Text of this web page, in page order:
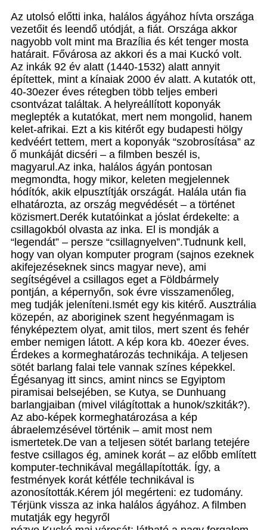
Az utolsó előtti inka, halálos ágyához hívta országa
vezetőit és leendő utódját, a fiát. Országa akkor
nagyobb volt mint ma Brazília és két tenger mosta
határait. Fővárosa az akkori és a mai Kuckó volt.
Az inkák 92 év alatt (1440-1532) alatt annyit
építettek, mint a kínaiak 2000 év alatt. A kutatók ott,
40-30ezer éves rétegben több teljes emberi
csontvázat találtak. A helyreállított koponyák
meglepték a kutatókat, mert nem mongolid, hanem
kelet-afrikai. Ezt a kis kitérőt egy budapesti hölgy
kedvéért tettem, mert a koponyák “szobrosítása” az
ő munkáját dicséri – a filmben beszél is,
magyarul.Az inka, halálos ágyán pontosan
megmondta, hogy mikor, keleten megjelennek
hódítók, akik elpusztítják országát. Halála után fia
elhatározta, az ország megvédését – a történet
közismert.Derék kutatóinkat a jóslat érdekelte: a
csillagokból olvasta az inka. El is mondják a
“legendát” – persze “csillagnyelven”.Tudnunk kell,
hogy van olyan komputer program (sajnos ezeknek
akifejezéseknek sincs magyar neve), ami
segítségével a csillagos eget a Földbármely
pontján, a képernyőn, sok évre visszamenőleg,
meg tudják jeleníteni.Ismét egy kis kitérő. Ausztrália
közepén, az aboriginek szent hegyénmagam is
fényképeztem olyat, amit tilos, mert szent és fehér
ember nemigen látott. A kép kora kb. 40ezer éves.
Érdekes a kormeghatározás technikája. A teljesen
sötét barlang falai tele vannak színes képekkel.
Égésanyag itt sincs, amint nincs se Egyiptom
piramisai belsejében, se Kutya, se Dunhuang
barlangjaiban (mivel világítottak a hunok/szkiták?).
Az abo-képek kormeghatározása a kép
ábraelemzésével történik – amit most nem
ismertetek.De van a teljesen sötét barlang tetejére
festve csillagos ég, aminek korát – az előbb említett
komputer-technikával megállapították. Így, a
festmények korát kétféle technikával is
azonosították.Kérem jól megérteni: ez tudomány.
Térjünk vissza az inka halálos ágyához. A filmben
mutatják egy hegyről